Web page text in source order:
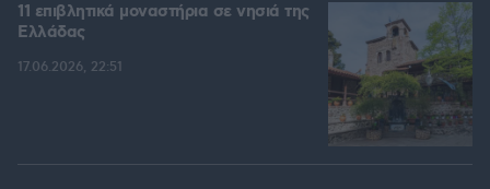
11 επιβλητικά μοναστήρια σε νησιά της
Ελλάδας
17.06.2026, 22:51